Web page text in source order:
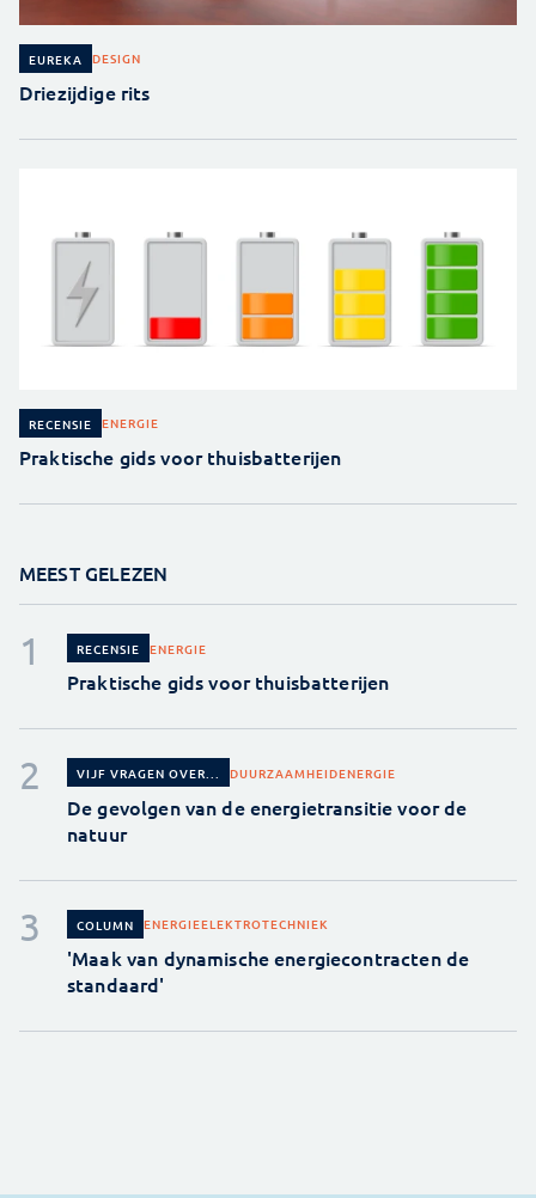
EUREKA DESIGN
Driezijdige rits
RECENSIE ENERGIE
Praktische gids voor thuisbatterijen
MEEST GELEZEN
RECENSIE ENERGIE
Praktische gids voor thuisbatterijen
VIJF VRAGEN OVER... DUURZAAMHEIDENERGIE
De gevolgen van de energietransitie voor de
natuur
COLUMN ENERGIEELEKTROTECHNIEK
'Maak van dynamische energiecontracten de
standaard'